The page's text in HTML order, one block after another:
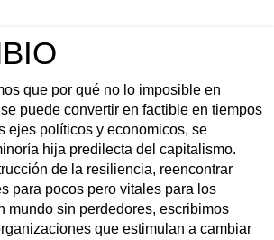
que por qué no lo imposible en
puede convertir en factible en tiempos
ejes políticos y economicos, se
hija predilecta del capitalismo.
de la resiliencia, reencontrar
para pocos pero vitales para los
mundo sin perdedores, escribimos
que estimulan a cambiar